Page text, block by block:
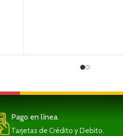
Pago en línea.
Tarjetas de Crédito y Debito.